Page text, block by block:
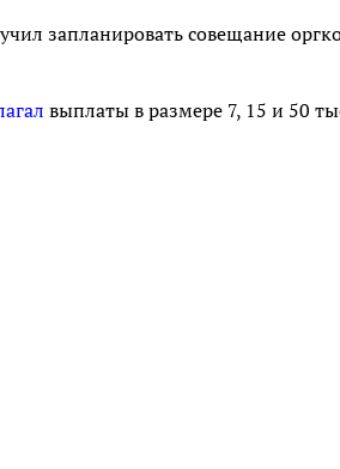
запланировать совещание
выплаты в размере 7, 15 и 50